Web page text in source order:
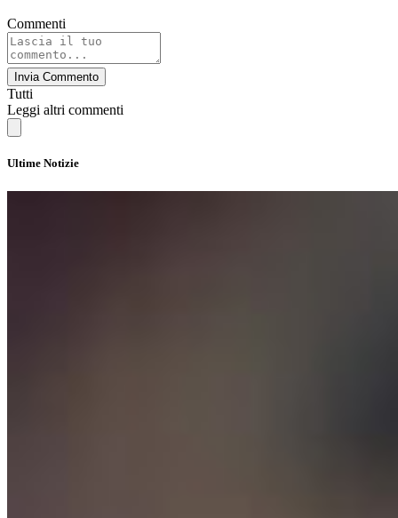
Commenti
Invia Commento
Tutti
Leggi altri commenti
Ultime Notizie